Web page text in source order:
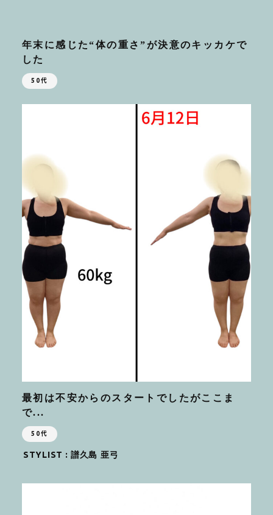
年末に感じた“体の重さ”が決意のキッカケで
した
50代
最初は不安からのスタートでしたがここま
で...
50代
STYLIST : 譜久島 亜弓